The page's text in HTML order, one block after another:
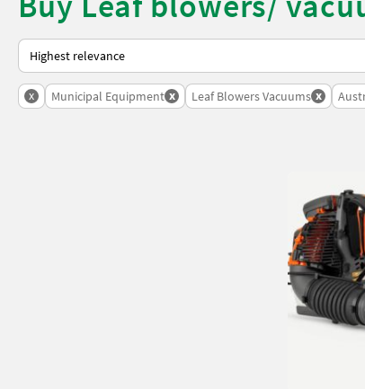
This is how sorting works on Landwirt.com
x Municipal Equipment x Leaf Blowers Vacuums x